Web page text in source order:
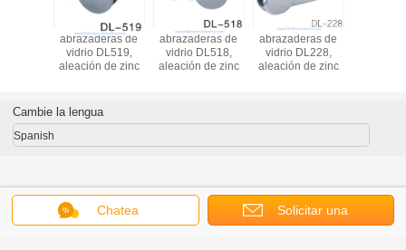
abrazaderas de
vidrio DL519,
de zinc
abrazaderas de
vidrio DL518,
aleación de zinc
abrazaderas de
vidrio DL228,
aleación de zinc
abrazaderas de
vidrio DL102,
Material Aleación
Chatea Solicitar una
Cambie la lengua
Spanish
Inicio|About Us|Contact Us| Mapa del Sitio|Privacy Policy